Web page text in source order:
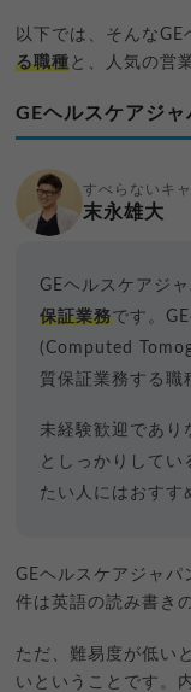
以下では、そんな
る職種と、人気の営
GEヘルスケアジ
すべらないキ
末永雄大
GEヘルスケアジ
保証業務です。
(Computed
質保証業務する職
未経験歓迎であり
としっかりしてい
たい人にはおすす
GEヘルスケアジャパ
件は英語の読み書き
ただ、難易度が低い
いということです。